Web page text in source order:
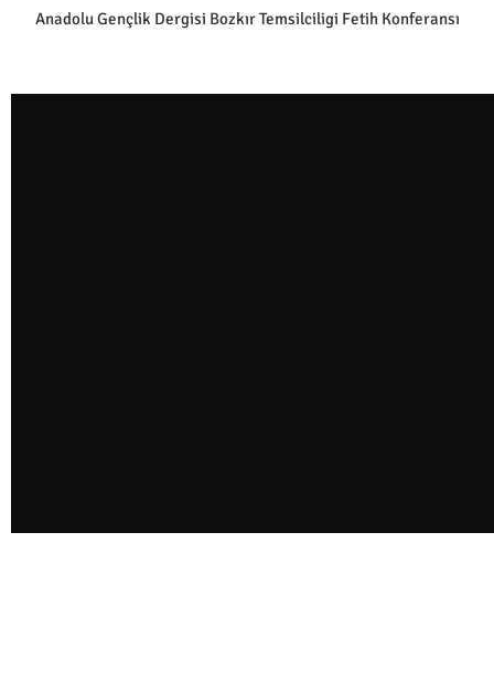
Anadolu Gençlik Dergisi Bozkır Temsilciligi Fetih Konferansı